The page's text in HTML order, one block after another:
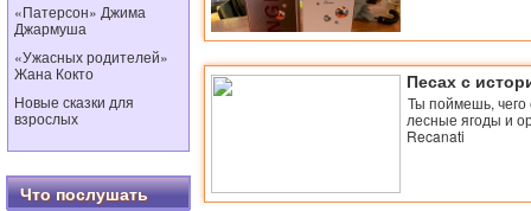
«Патерсон» Джима
Джармуша
«Ужасных родителей»
Жана Кокто
Новые сказки для
взрослых
Что послушать
Песах с
Ты поймешь, чего
лесные ягоды и
Recanati